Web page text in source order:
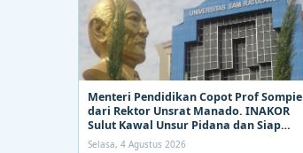
Menteri Pendidikan Copot Prof Sompie
dari Rektor Unsrat Manado. INAKOR
Sulut Kawal Unsur Pidana dan Siap
Bongkar Aroma Busuk di Suksesi Rektor
Selasa, 4 Agustus 2026